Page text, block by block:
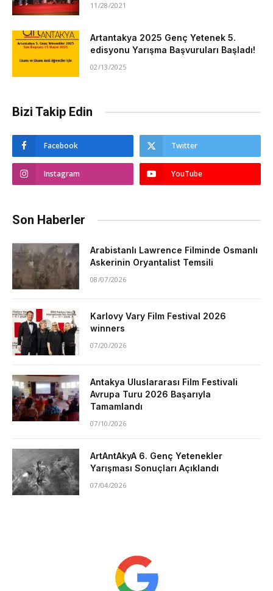
11/28/2021
Artantakya 2025 Genç Yetenek 5.
edisyonu Yarışma Başvuruları Başladı!
02/13/2025
Bizi Takip Edin
Facebook Twitter
Instagram YouTube
Son Haberler
Arabistanlı Lawrence Filminde Osmanlı
Askerinin Oryantalist Temsili
08/07/2026
Karlovy Vary Film Festival 2026
winners
07/20/2026
Antakya Uluslararası Film Festivali
Avrupa Turu 2026 Başarıyla
Tamamlandı
07/10/2026
ArtAntAkyA 6. Genç Yetenekler
Yarışması Sonuçları Açıklandı
07/04/2026